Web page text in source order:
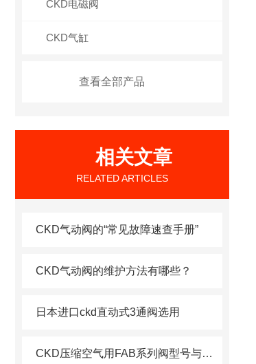
CKD电磁阀
CKD气缸
查看全部产品
相关文章
RELATED ARTICLES
CKD气动阀的“常见故障速查手册”
CKD气动阀的维护方法有哪些？
日本进口ckd直动式3通阀选用
CKD压缩空气用FAB系列阀型号与参数相对